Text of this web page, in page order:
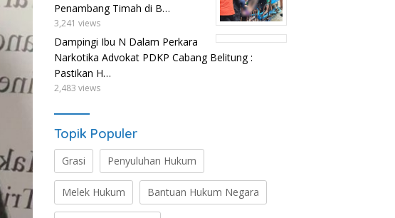
Penambang Timah di B…
3,241 views
Dampingi Ibu N Dalam Perkara
Narkotika Advokat PDKP Cabang Belitung :
Pastikan H…
2,483 views
Topik Populer
Grasi Penyuluhan Hukum
Melek Hukum Bantuan Hukum Negara